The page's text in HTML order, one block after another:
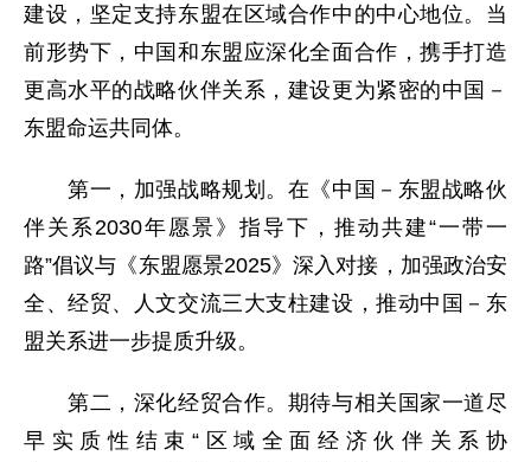
建设，坚定支持东盟在区域合作中的中心地位。当
前形势下，中国和东盟应深化全面合作，携手打造
更高水平的战略伙伴关系，建设更为紧密的中国－
东盟命运共同体。
第一，加强战略规划。在《中国－东盟战略伙
伴关系2030年愿景》指导下，推动共建“一带一
路”倡议与《东盟愿景2025》深入对接，加强政治安
全、经贸、人文交流三大支柱建设，推动中国－东
盟关系进一步提质升级。
第二，深化经贸合作。期待与相关国家一道尽
早实质性结束“区域全面经济伙伴关系协